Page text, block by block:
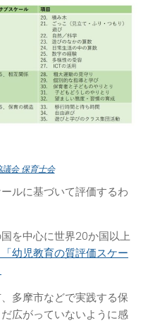
会 保育士会
ルに基づいて評価するわ
を中心に世界20か国以上
「幼児教育の質評価スケー
多摩市などで実践する保
広がっていないように感